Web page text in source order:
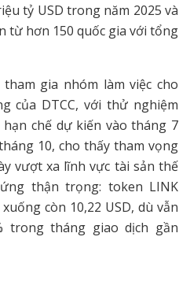
tỷ USD trong năm 2025 và
từ hơn 150 quốc gia với tổng
gia nhóm làm việc cho
của DTCC, với thử nghiệm
chế dự kiến vào tháng 7
10, cho thấy tham vọng
vượt xa lĩnh vực tài sản thế
thận trọng: token LINK
còn 10,22 USD, dù vẫn
trong tháng giao dịch gần